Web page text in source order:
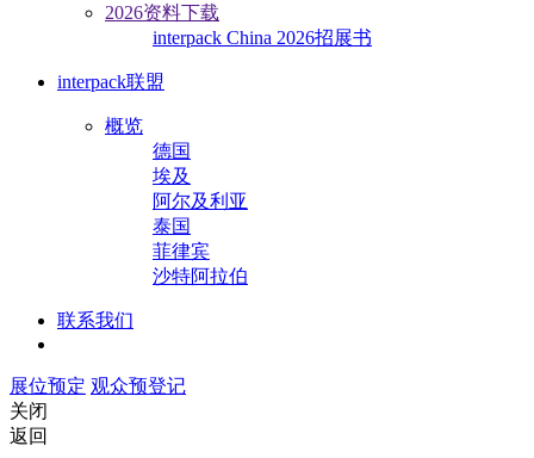
2026资料下载
interpack China 2026招展书
interpack联盟
概览
德国
埃及
阿尔及利亚
泰国
菲律宾
沙特阿拉伯
联系我们
展位预定 观众预登记
关闭
返回